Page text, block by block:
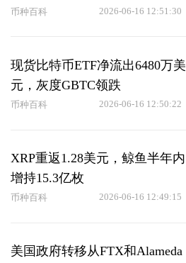
币种百科 2026-06-16 12:51:30
现货比特币ETF净流出6480万美
元，灰度GBTC领跌
币种百科 2026-06-16 12:50:22
XRP重返1.28美元，鲸鱼半年内
增持15.3亿枚
币种百科 2026-06-16 12:49:15
美国政府转移从FTX和Alameda